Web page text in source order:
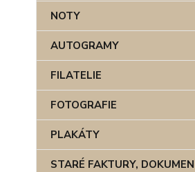
NOTY
AUTOGRAMY
FILATELIE
FOTOGRAFIE
PLAKÁTY
STARÉ FAKTURY,